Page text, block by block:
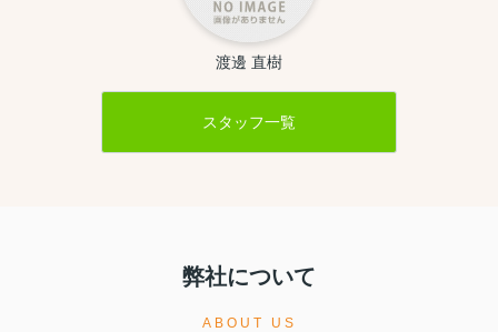
渡邊 直樹
スタッフ一覧
弊社について
ABOUT US